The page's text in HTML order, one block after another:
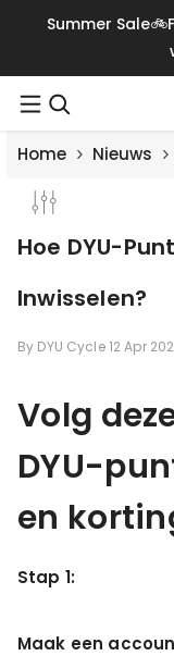
Meteen Naar De Content
Summer
Home Nieuws
Hoe DYU-
Inwisselen?
By DYU Cycle12 Apr
Volg
DYU-
en
Stap 1:
Maak een